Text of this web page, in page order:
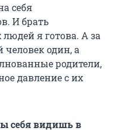
себя
И брать
людей я готова. А за
человек один, а
родители,
давление с их
себя видишь в